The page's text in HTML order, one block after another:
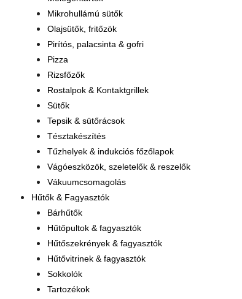
Mikrohullámú sütők
Olajsütők, fritőzök
Pirítós, palacsinta & gofri
Pizza
Rizsfőzők
Rostalpok & Kontaktgrillek
Sütők
Tepsik & sütőrácsok
Tésztakészítés
Tűzhelyek & indukciós főzőlapok
Vágóeszközök, szeletelők & reszelők
Vákuumcsomagolás
Hűtők & Fagyasztók
Bárhűtők
Hűtőpultok & fagyasztók
Hűtőszekrények & fagyasztók
Hűtővitrinek & fagyasztók
Sokkolók
Tartozékok